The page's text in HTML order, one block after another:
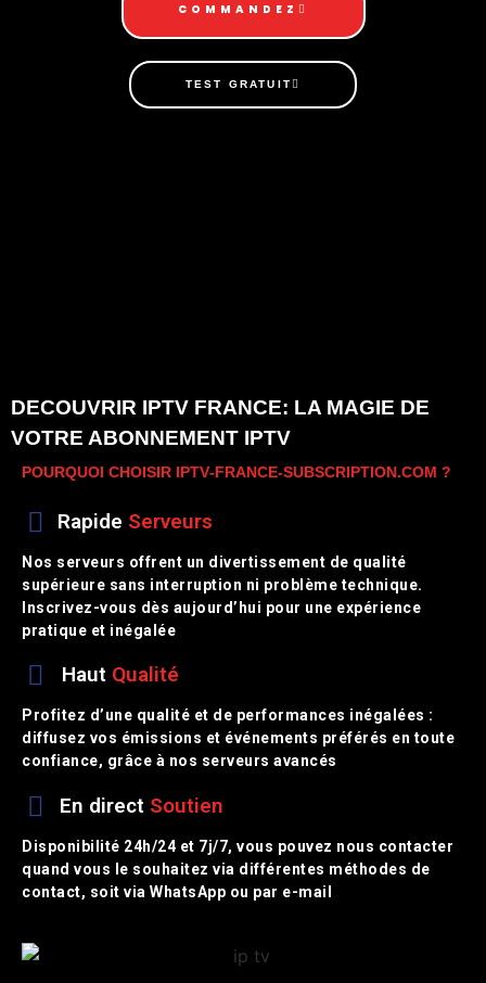
COMMANDEZ
TEST GRATUIT
DECOUVRIR IPTV FRANCE: LA MAGIE DE
VOTRE ABONNEMENT IPTV
POURQUOI CHOISIR IPTV‑FRANCE‑SUBSCRIPTION.COM ?
Rapide Serveurs
Nos serveurs offrent un divertissement de qualité
supérieure sans interruption ni problème technique.
Inscrivez-vous dès aujourd’hui pour une expérience
pratique et inégalée
Haut Qualité
Profitez d’une qualité et de performances inégalées :
diffusez vos émissions et événements préférés en toute
confiance, grâce à nos serveurs avancés
En direct Soutien
Disponibilité 24h/24 et 7j/7, vous pouvez nous contacter
quand vous le souhaitez via différentes méthodes de
contact, soit via WhatsApp ou par e-mail